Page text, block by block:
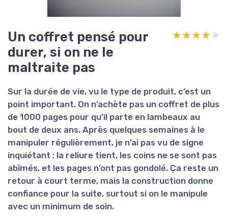
Un coffret pensé pour
durer, si on ne le
maltraite pas
★★★★★
★★★★★
Sur la durée de vie, vu le type de produit, c’est un
point important. On n’achète pas un coffret de plus
de 1000 pages pour qu’il parte en lambeaux au
bout de deux ans. Après quelques semaines à le
manipuler régulièrement, je n’ai pas vu de signe
inquiétant : la reliure tient, les coins ne se sont pas
abîmés, et les pages n’ont pas gondolé. Ça reste un
retour à court terme, mais la construction donne
confiance pour la suite, surtout si on le manipule
avec un minimum de soin.